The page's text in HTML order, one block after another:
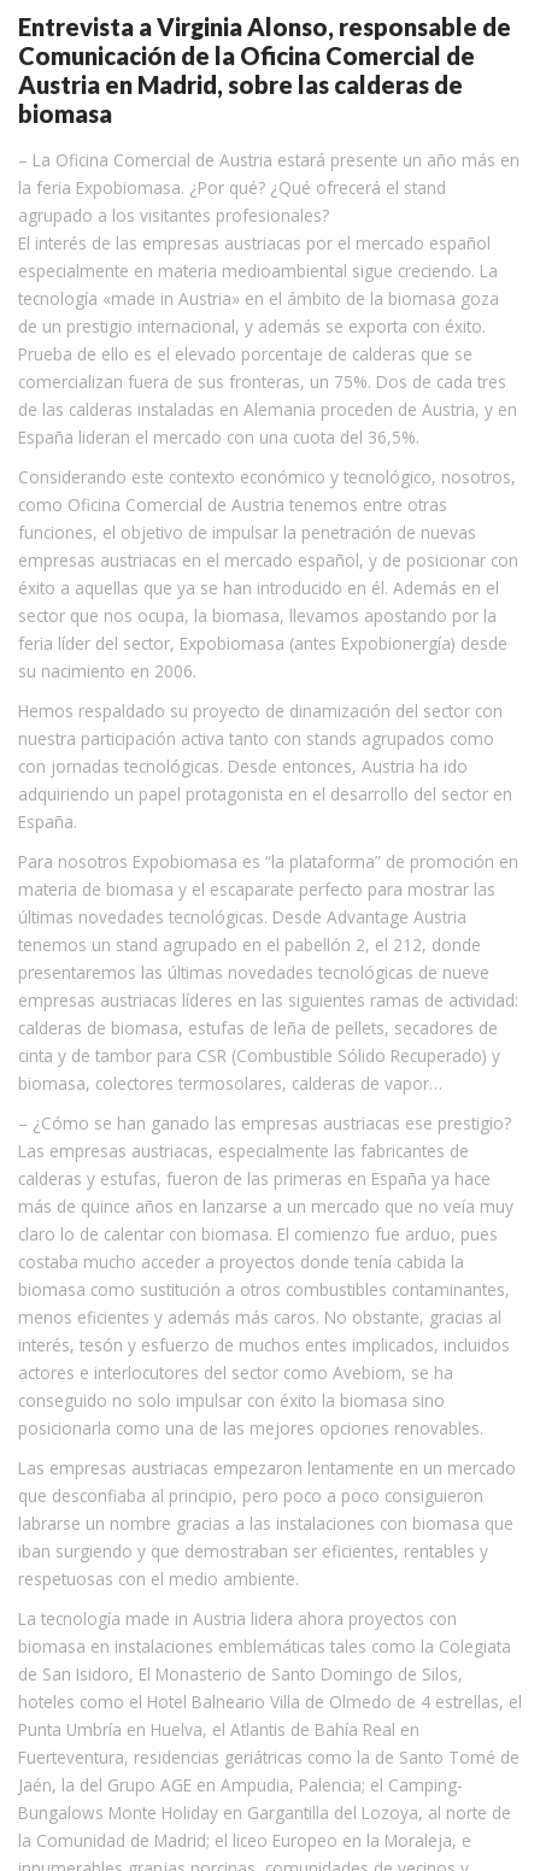
Entrevista a Virginia Alonso, responsable de
Comunicación de la Oficina Comercial de
Austria en Madrid, sobre las calderas de
biomasa
– La Oficina Comercial de Austria estará presente un año más en
la feria Expobiomasa. ¿Por qué? ¿Qué ofrecerá el stand
agrupado a los visitantes profesionales?
El interés de las empresas austriacas por el mercado español
especialmente en materia medioambiental sigue creciendo. La
tecnología «made in Austria» en el ámbito de la biomasa goza
de un prestigio internacional, y además se exporta con éxito.
Prueba de ello es el elevado porcentaje de calderas que se
comercializan fuera de sus fronteras, un 75%. Dos de cada tres
de las calderas instaladas en Alemania proceden de Austria, y en
España lideran el mercado con una cuota del 36,5%.
Considerando este contexto económico y tecnológico, nosotros,
como Oficina Comercial de Austria tenemos entre otras
funciones, el objetivo de impulsar la penetración de nuevas
empresas austriacas en el mercado español, y de posicionar con
éxito a aquellas que ya se han introducido en él. Además en el
sector que nos ocupa, la biomasa, llevamos apostando por la
feria líder del sector, Expobiomasa (antes Expobionergía) desde
su nacimiento en 2006.
Hemos respaldado su proyecto de dinamización del sector con
nuestra participación activa tanto con stands agrupados como
con jornadas tecnológicas. Desde entonces, Austria ha ido
adquiriendo un papel protagonista en el desarrollo del sector en
España.
Para nosotros Expobiomasa es “la plataforma” de promoción en
materia de biomasa y el escaparate perfecto para mostrar las
últimas novedades tecnológicas. Desde Advantage Austria
tenemos un stand agrupado en el pabellón 2, el 212, donde
presentaremos las últimas novedades tecnológicas de nueve
empresas austriacas líderes en las siguientes ramas de actividad:
calderas de biomasa, estufas de leña de pellets, secadores de
cinta y de tambor para CSR (Combustible Sólido Recuperado) y
biomasa, colectores termosolares, calderas de vapor…
– ¿Cómo se han ganado las empresas austriacas ese prestigio?
Las empresas austriacas, especialmente las fabricantes de
calderas y estufas, fueron de las primeras en España ya hace
más de quince años en lanzarse a un mercado que no veía muy
claro lo de calentar con biomasa. El comienzo fue arduo, pues
costaba mucho acceder a proyectos donde tenía cabida la
biomasa como sustitución a otros combustibles contaminantes,
menos eficientes y además más caros. No obstante, gracias al
interés, tesón y esfuerzo de muchos entes implicados, incluidos
actores e interlocutores del sector como Avebiom, se ha
conseguido no solo impulsar con éxito la biomasa sino
posicionarla como una de las mejores opciones renovables.
Las empresas austriacas empezaron lentamente en un mercado
que desconfiaba al principio, pero poco a poco consiguieron
labrarse un nombre gracias a las instalaciones con biomasa que
iban surgiendo y que demostraban ser eficientes, rentables y
respetuosas con el medio ambiente.
La tecnología made in Austria lidera ahora proyectos con
biomasa en instalaciones emblemáticas tales como la Colegiata
de San Isidoro, El Monasterio de Santo Domingo de Silos,
hoteles como el Hotel Balneario Villa de Olmedo de 4 estrellas, el
Punta Umbría en Huelva, el Atlantis de Bahía Real en
Fuerteventura, residencias geriátricas como la de Santo Tomé de
Jaén, la del Grupo AGE en Ampudia, Palencia; el Camping-
Bungalows Monte Holiday en Gargantilla del Lozoya, al norte de
la Comunidad de Madrid; el liceo Europeo en la Moraleja, e